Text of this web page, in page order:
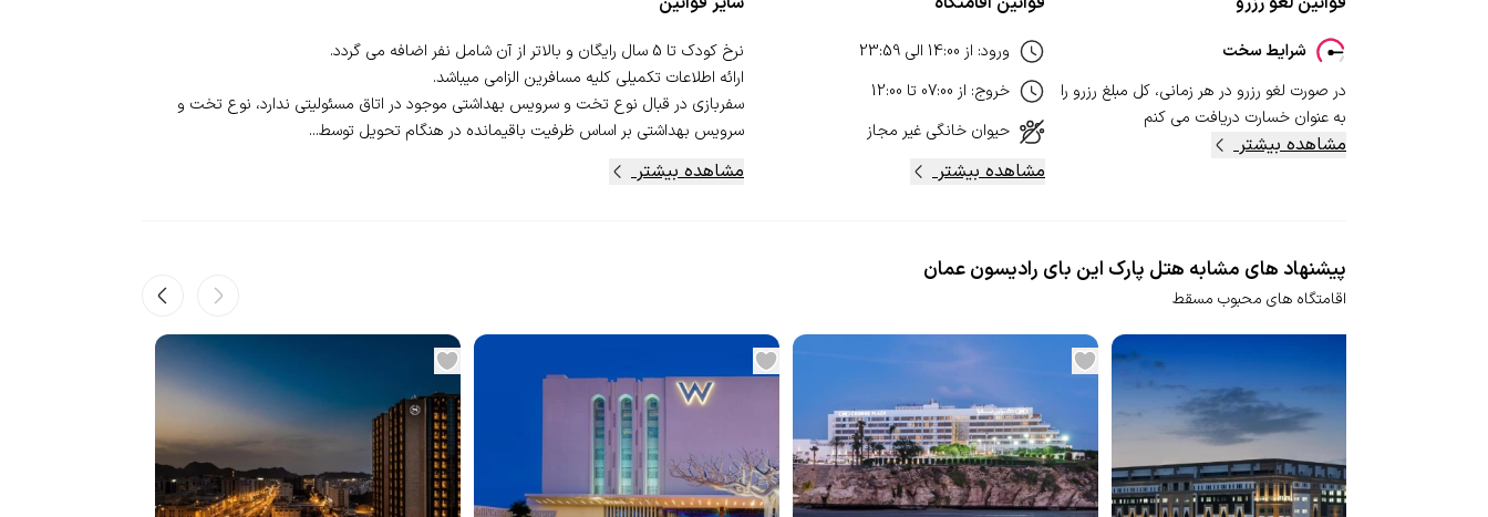
شرایط سخت
در صورت لغو رزرو در هر زمانی، کل مبلغ رزرو را
به عنوان خسارت دریافت می کنم
مشاهده بیشتر
ورود: از 14:00 الی 23:59
خروج: از 07:00 تا 12:00
حیوان خانگی غیر مجاز
مشاهده بیشتر
سفربازی در قبال نوع تخت و سرویس بهداشتی موجود در اتاق مسئولیتی ندارد، نوع تخت و
سرویس بهداشتی بر اساس ظرفیت باقیمانده در هنگام تحویل توسط...
مشاهده بیشتر
پیشنهاد های مشابه هتل پارک این بای رادیسون عمان
اقامتگاه های محبوب مسقط